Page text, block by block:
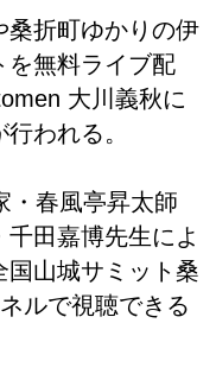
桑折町ゆかりの伊
を無料ライブ配
大川義秋に
われる。
・春風亭昇太師
田嘉博先生によ
国山城サミット桑
ルで視聴できる